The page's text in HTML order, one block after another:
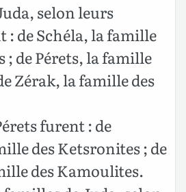
selon leurs
de Schéla, la famille
; de Pérets, la famille
Zérak, la famille des
furent : de
des Ketsronites ; de
des Kamoulites.